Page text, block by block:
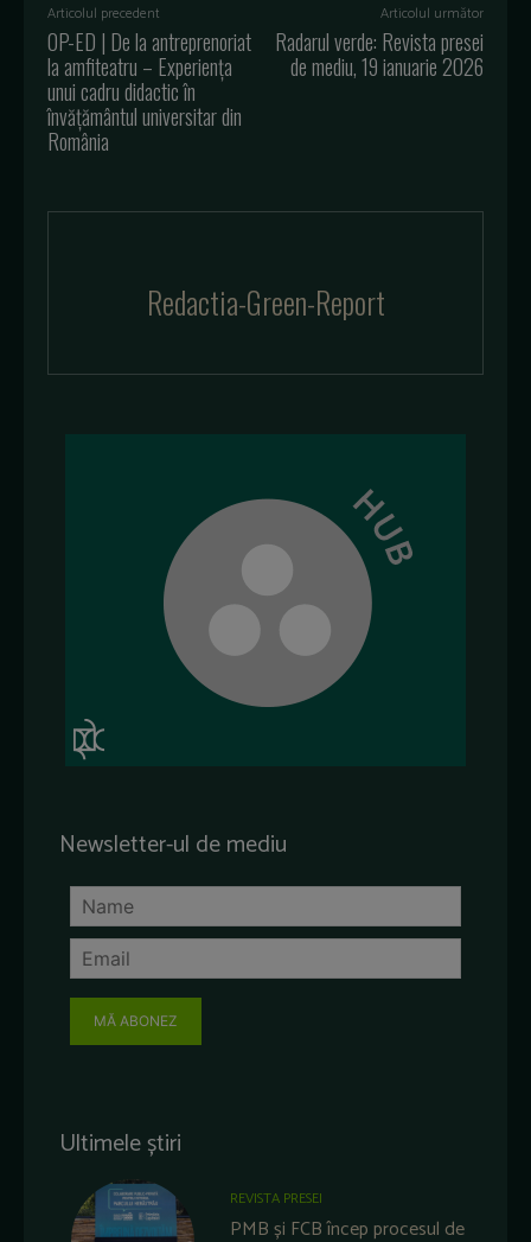
Articolul precedent
OP-ED | De la antreprenoriat
la amfiteatru – Experiența
unui cadru didactic în
învățământul universitar din
România
Articolul următor
Radarul verde: Revista presei
de mediu, 19 ianuarie 2026
Redactia-Green-Report
Newsletter-ul de mediu
MĂ ABONEZ
Ultimele știri
REVISTA PRESEI
PMB și FCB încep procesul de